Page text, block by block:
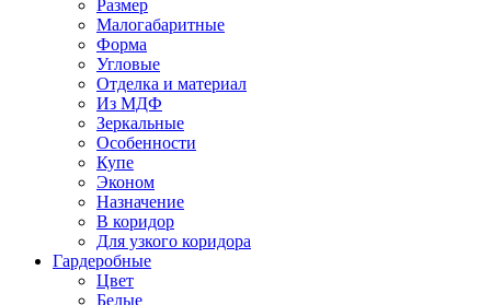
Размер
Малогабаритные
Форма
Угловые
Отделка и материал
Из МДФ
Зеркальные
Особенности
Купе
Эконом
Назначение
В коридор
Для узкого коридора
Гардеробные
Цвет
Белые